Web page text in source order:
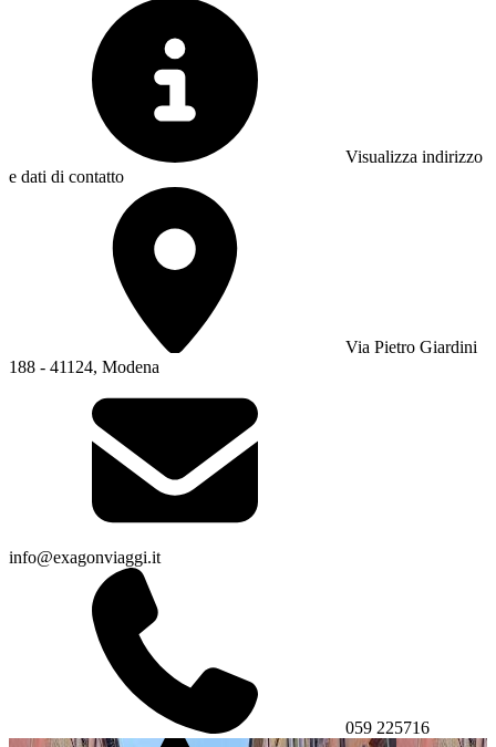
Visualizza indirizzo
e dati di contatto
Via Pietro Giardini
188 - 41124, Modena
info@exagonviaggi.it
059 225716